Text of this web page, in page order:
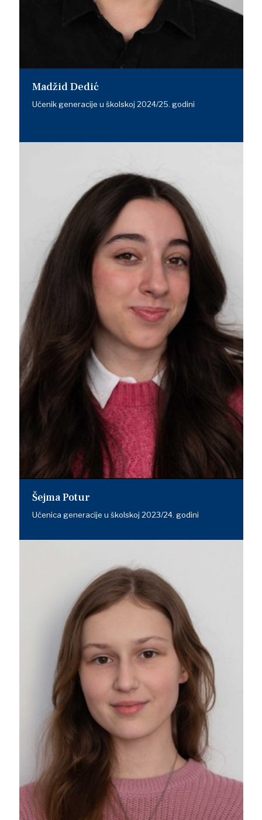
Madžid Dedić
Učenik generacije u školskoj 2024/25. godini
Šejma Potur
Učenica generacije u školskoj 2023/24. godini